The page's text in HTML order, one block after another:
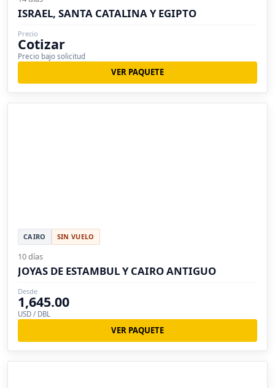
ISRAEL, SANTA CATALINA Y EGIPTO
Precio
Cotizar
Precio bajo solicitud
VER PAQUETE
CAIRO SIN VUELO
10 días
JOYAS DE ESTAMBUL Y CAIRO ANTIGUO
Desde
1,645.00
USD / DBL
VER PAQUETE